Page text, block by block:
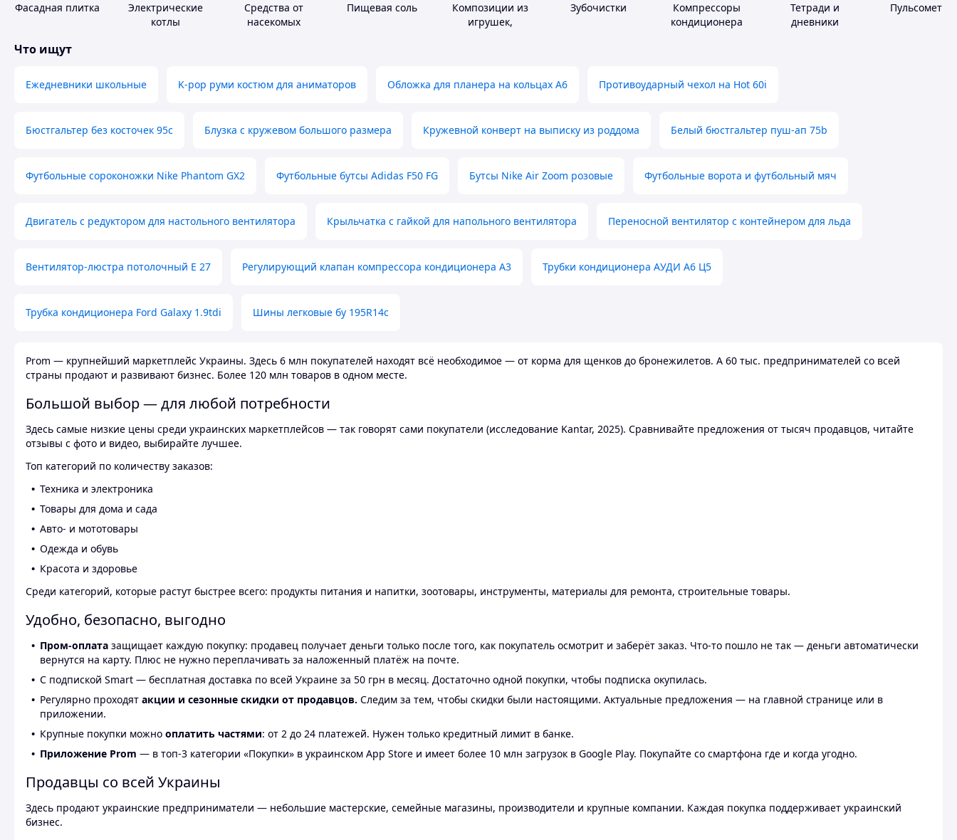
Фасадная плитка
Электрические
котлы
Средства от
насекомых
Пищевая соль
Композиции из
игрушек,
Зубочистки
Компрессоры
кондиционера
Тетради и
дневники
Пульсометры
Что ищут
Ежедневники школьные K-pop руми костюм для аниматоров Обложка для планера на кольцах А6 Противоударный чехол на Hot 60i
Бюстгальтер без косточек 95с Блузка с кружевом большого размера Кружевной конверт на выписку из роддома Белый бюстгальтер пуш-ап 75b
Футбольные сороконожки Nike Phantom GX2 Футбольные бутсы Adidas F50 FG Бутсы Nike Air Zoom розовые Футбольные ворота и футбольный мяч
Двигатель с редуктором для настольного вентилятора Крыльчатка с гайкой для напольного вентилятора Переносной вентилятор с контейнером для льда
Вентилятор-люстра потолочный E 27 Регулирующий клапан компрессора кондиционера А3 Трубки кондиционера АУДИ А6 Ц5
Трубка кондиционера Ford Galaxy 1.9tdi Шины легковые бу 195R14c
Prom — крупнейший маркетплейс Украины. Здесь 6 млн покупателей находят всё необходимое — от корма для щенков до бронежилетов. А 60 тыс. предпринимателей со всей
страны продают и развивают бизнес. Более 120 млн товаров в одном месте.
Большой выбор — для любой потребности
Здесь самые низкие цены среди украинских маркетплейсов — так говорят сами покупатели (исследование Kantar, 2025). Сравнивайте предложения от тысяч продавцов, читайте
отзывы с фото и видео, выбирайте лучшее.
Топ категорий по количеству заказов:
Техника и электроника
Товары для дома и сада
Авто- и мототовары
Одежда и обувь
Красота и здоровье
Среди категорий, которые растут быстрее всего: продукты питания и напитки, зоотовары, инструменты, материалы для ремонта, строительные товары.
Удобно, безопасно, выгодно
Пром-оплата защищает каждую покупку: продавец получает деньги только после того, как покупатель осмотрит и заберёт заказ. Что-то пошло не так — деньги автоматически
вернутся на карту. Плюс не нужно переплачивать за наложенный платёж на почте.
С подпиской Smart — бесплатная доставка по всей Украине за 50 грн в месяц. Достаточно одной покупки, чтобы подписка окупилась.
Регулярно проходят акции и сезонные скидки от продавцов. Следим за тем, чтобы скидки были настоящими. Актуальные предложения — на главной странице или в
приложении.
Крупные покупки можно оплатить частями: от 2 до 24 платежей. Нужен только кредитный лимит в банке.
Приложение Prom — в топ-3 категории «Покупки» в украинском App Store и имеет более 10 млн загрузок в Google Play. Покупайте со смартфона где и когда угодно.
Продавцы со всей Украины
Здесь продают украинские предприниматели — небольшие мастерские, семейные магазины, производители и крупные компании. Каждая покупка поддерживает украинский
бизнес.